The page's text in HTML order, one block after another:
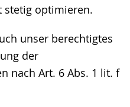
stetig optimieren.
unser berechtigtes
der
nach Art. 6 Abs. 1 lit. f